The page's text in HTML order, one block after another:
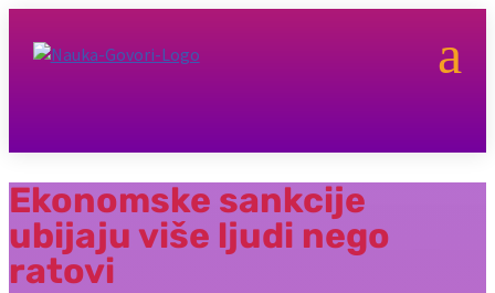
a
Ekonomske sankcije
ubijaju više ljudi nego
ratovi